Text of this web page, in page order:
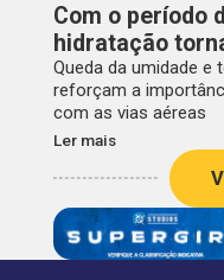
Com o período
hidratação
Queda da umidade e
reforçam a
com as vias aéreas
Ler mais